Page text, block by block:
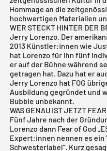
Hommage an die
hochwertigen Materialien
WER STECKT HINTER DER
Jerry Lorenzo. Der
2013 Künstler:innen wie
hat Lorenzo für ihn fünf
er auf der Bühne während
getragen hat. Dazu hat er
Jerry Lorenzo hat FOG
Ausbildung gegründet und
Bubble unbekannt.
WAS GENAU IST JETZT
Fünf Jahre nach der
Lorenzo dann Fear of God
Expert:innen nennen es
Schwesterlabel“. Kurz